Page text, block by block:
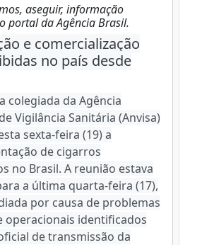
aseguir, informação
portal da Agência Brasil.
e comercialização
no país desde
colegiada da Agência
Vigilância Sanitária (Anvisa)
sexta-feira (19) a
de cigarros
no Brasil. A reunião estava
a última quarta-feira (17),
por causa de problemas
operacionais identificados
de transmissão da